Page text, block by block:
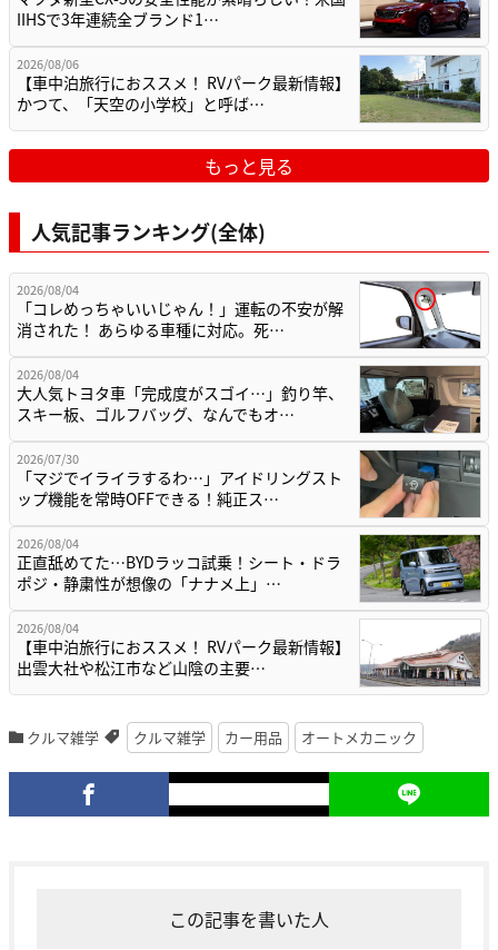
IIHSで3年連続全ブランド1…
2026/08/06
【車中泊旅行におススメ！ RVパーク最新情報】
かつて、「天空の小学校」と呼ば…
もっと見る
人気記事ランキング(全体)
2026/08/04
「コレめっちゃいいじゃん！」運転の不安が解
消された！ あらゆる車種に対応。死…
2026/08/04
大人気トヨタ車「完成度がスゴイ…」釣り竿、
スキー板、ゴルフバッグ、なんでもオ…
2026/07/30
「マジでイライラするわ…」アイドリングスト
ップ機能を常時OFFできる！純正ス…
2026/08/04
正直舐めてた…BYDラッコ試乗！シート・ドラ
ポジ・静粛性が想像の「ナナメ上」…
2026/08/04
【車中泊旅行におススメ！ RVパーク最新情報】
出雲大社や松江市など山陰の主要…
クルマ雑学 クルマ雑学 カー用品 オートメカニック
この記事を書いた人